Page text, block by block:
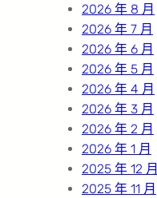
2026 年 8 月
2026 年 7 月
2026 年 6 月
2026 年 5 月
2026 年 4 月
2026 年 3 月
2026 年 2 月
2026 年 1 月
2025 年 12 月
2025 年 11 月